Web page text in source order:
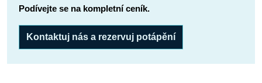
Podívejte se na kompletní ceník.
Kontaktuj nás a rezervuj potápění